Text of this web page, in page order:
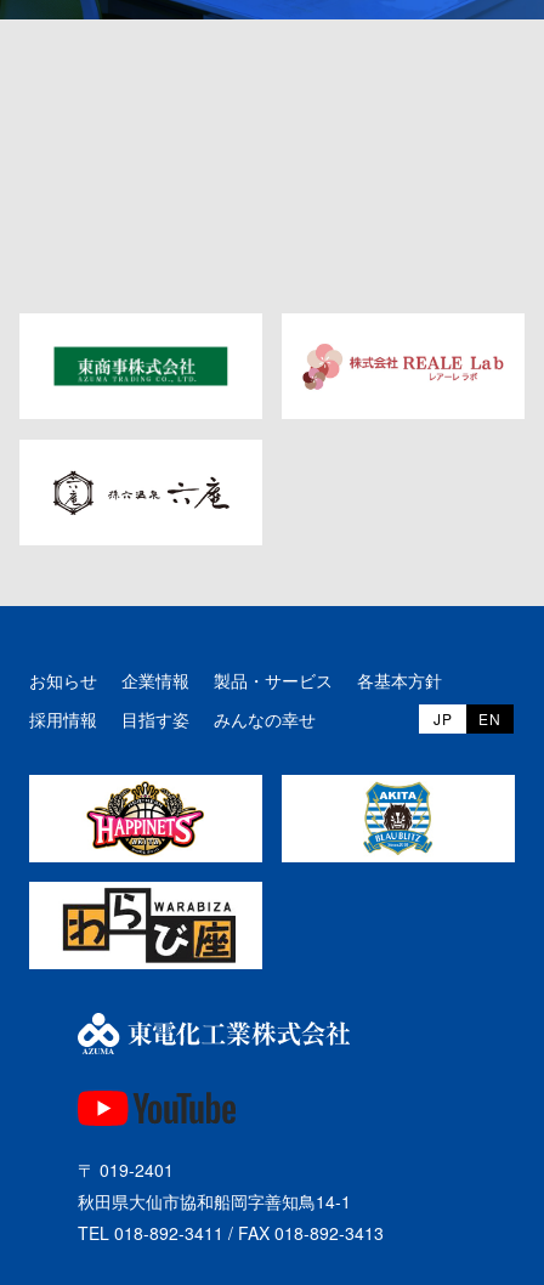
お知らせ 企業情報 製品・サービス
各基本方針
採用情報
目指す姿 みんなの幸せ JP EN
〒 019-2401
秋田県大仙市協和船岡字善知鳥14-1
TEL 018-892-3411 / FAX 018-892-3413